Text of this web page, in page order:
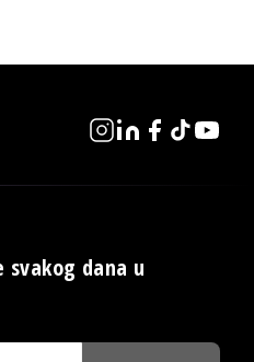
svakog dana u